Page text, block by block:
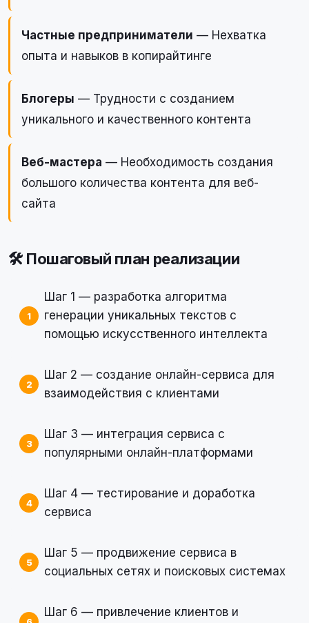
Частные предприниматели — Нехватка
опыта и навыков в копирайтинге
Блогеры — Трудности с созданием
уникального и качественного контента
Веб-мастера — Необходимость создания
большого количества контента для веб-
сайта
🛠 Пошаговый план реализации
Шаг 1 — разработка алгоритма
генерации уникальных текстов с
помощью искусственного интеллекта
Шаг 2 — создание онлайн-сервиса для
взаимодействия с клиентами
Шаг 3 — интеграция сервиса с
популярными онлайн-платформами
Шаг 4 — тестирование и доработка
сервиса
Шаг 5 — продвижение сервиса в
социальных сетях и поисковых системах
Шаг 6 — привлечение клиентов и